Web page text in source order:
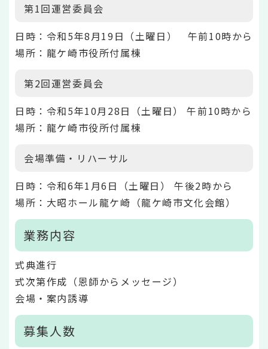
第1回運営委員会
日時：令和5年8月19日（土曜日） 午前10時から
場所：龍ケ崎市役所付属棟
第2回運営委員会
日時：令和5年10月28日（土曜日） 午前10時から
場所：龍ケ崎市役所付属棟
会場準備・リハーサル
日時：令和6年1月6日（土曜日） 午後2時から
場所：大昭ホール龍ケ崎（龍ケ崎市文化会館）
業務内容
式典進行
式次第作成（恩師からメッセージ）
会場・案内誘導
募集人数